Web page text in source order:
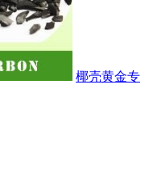
椰壳黄金专